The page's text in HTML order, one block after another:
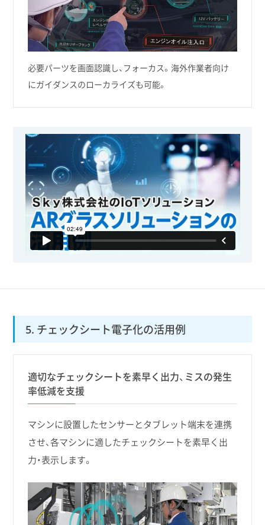
必要パーツを画面認識し、フォーカス。海外作業者向け
にガイダンスのローカライズも可能。
5. チェックシート電子化の活用例
適切なチェックシートを素早く出力、ミスの発生
率低減を支援
マシンに設置したセンサーとタブレット端末を連携
させ、各マシンに適したチェックシートを素早く出
力・表示します。